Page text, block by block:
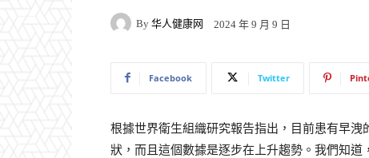
By 华人健康网 2024 年 9 月 9 日
Facebook Twitter
根據世界衛生組織研究報告指出，目前患有早
狀，而且這個數據是逐步在上升趨勢。我們知